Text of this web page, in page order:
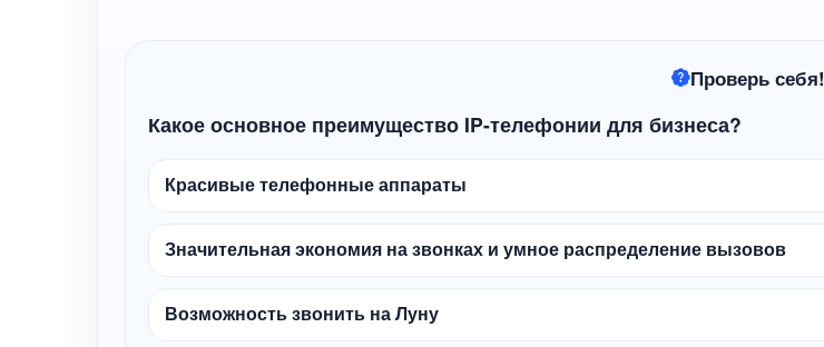
Проверь себя!
Какое основное преимущество IP-телефонии для бизнеса?
Красивые телефонные аппараты
Значительная экономия на звонках и умное распределение вызовов
Возможность звонить на Луну